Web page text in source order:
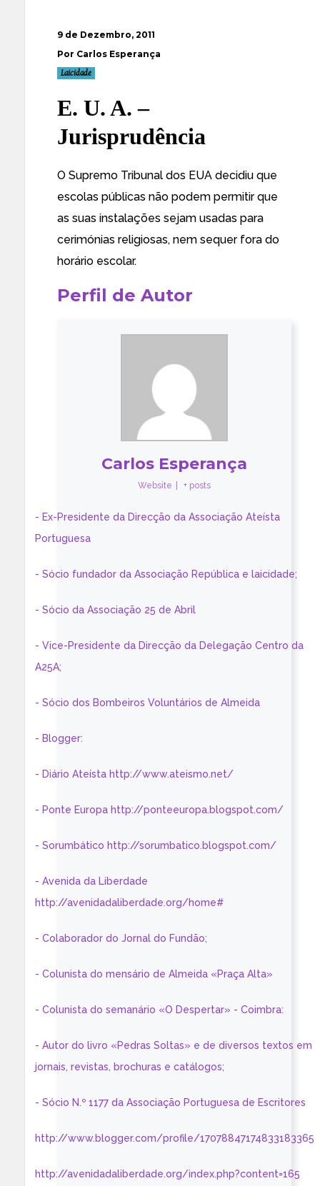
9 de Dezembro, 2011
Por Carlos Esperança
Laicidade
E. U. A. –
Jurisprudência
O Supremo Tribunal dos EUA decidiu que
escolas públicas não podem permitir que
as suas instalações sejam usadas para
cerimónias religiosas, nem sequer fora do
horário escolar.
Perfil de Autor
Carlos Esperança
Website + posts
- Ex-Presidente da Direcção da Associação Ateísta
Portuguesa
- Sócio fundador da Associação República e laicidade;
- Sócio da Associação 25 de Abril
- Vice-Presidente da Direcção da Delegação Centro da
A25A;
- Sócio dos Bombeiros Voluntários de Almeida
- Blogger:
- Diário Ateísta http://www.ateismo.net/
- Ponte Europa http://ponteeuropa.blogspot.com/
- Sorumbático http://sorumbatico.blogspot.com/
- Avenida da Liberdade
http://avenidadaliberdade.org/home#
- Colaborador do Jornal do Fundão;
- Colunista do mensário de Almeida «Praça Alta»
- Colunista do semanário «O Despertar» - Coimbra:
- Autor do livro «Pedras Soltas» e de diversos textos em
jornais, revistas, brochuras e catálogos;
- Sócio N.º 1177 da Associação Portuguesa de Escritores
http://www.blogger.com/profile/17078847174833183365
http://avenidadaliberdade.org/index.php?content=165